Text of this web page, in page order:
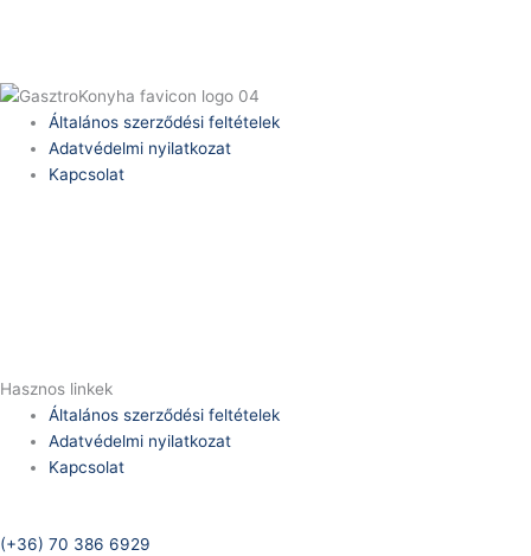
Általános szerződési feltételek
Adatvédelmi nyilatkozat
Kapcsolat
Hasznos linkek
Általános szerződési feltételek
Adatvédelmi nyilatkozat
Kapcsolat
(+36) 70 386 6929